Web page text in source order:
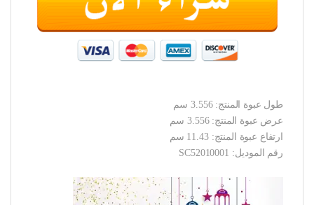
طول عبوة المنتج: 3.556 سم
عرض عبوة المنتج: 3.556 سم
ارتفاع عبوة المنتج: 11.43 سم
رقم الموديل: SC52010001